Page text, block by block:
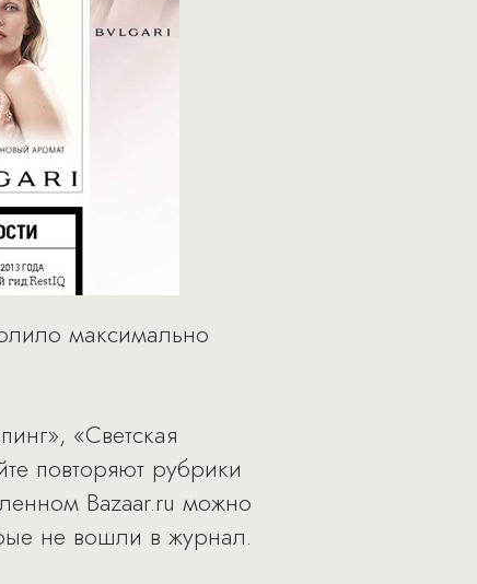
максимально
«Светская
повторяют рубрики
Bazaar.ru можно
не вошли в журнал.